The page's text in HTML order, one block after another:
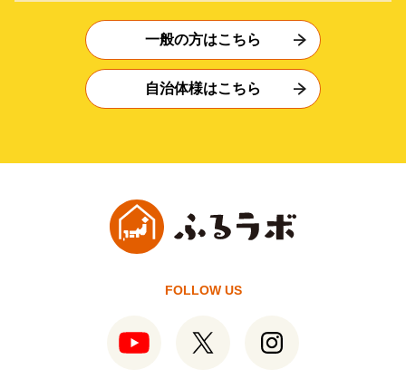
一般の方はこちら
自治体様はこちら
FOLLOW US